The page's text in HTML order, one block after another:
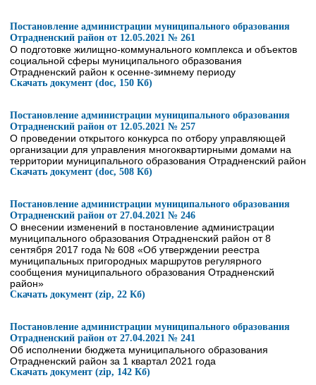
Постановление администрации муниципального образования
Отрадненский район от 12.05.2021 № 261
О подготовке жилищно-коммунального комплекса и объектов
социальной сферы муниципального образования
Отрадненский район к осенне-зимнему периоду
Скачать документ (doc, 150 Кб)
Постановление администрации муниципального образования
Отрадненский район от 12.05.2021 № 257
О проведении открытого конкурса по отбору управляющей
организации для управления многоквартирными домами на
территории муниципального образования Отрадненский район
Скачать документ (doc, 508 Кб)
Постановление администрации муниципального образования
Отрадненский район от 27.04.2021 № 246
О внесении изменений в постановление администрации
муниципального образования Отрадненский район от 8
сентября 2017 года № 608 «Об утверждении реестра
муниципальных пригородных маршрутов регулярного
сообщения муниципального образования Отрадненский
район»
Скачать документ (zip, 22 Кб)
Постановление администрации муниципального образования
Отрадненский район от 27.04.2021 № 241
Об исполнении бюджета муниципального образования
Отрадненский район за 1 квартал 2021 года
Скачать документ (zip, 142 Кб)